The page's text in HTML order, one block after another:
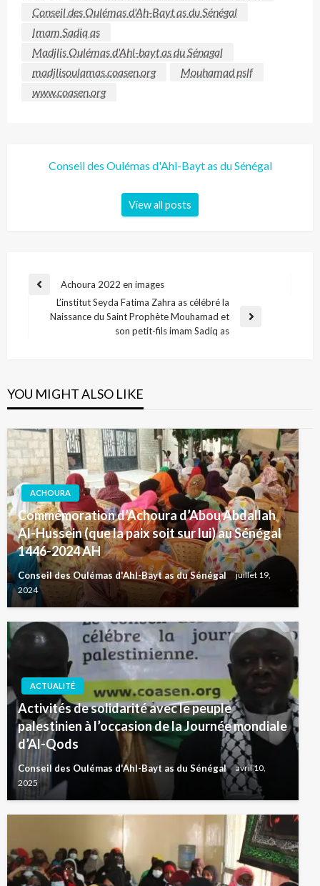
Conseil des Oulémas d'Ah-Bayt as du Sénégal
Imam Sadiq as
Madjlis Oulémas d'Ahl-bayt as du Sénagal
madjlisoulamas.coasen.org
Mouhamad pslf
www.coasen.org
Conseil des Oulémas d'Ahl-Bayt as du Sénégal
View all posts
Achoura 2022 en images
L’institut Seyda Fatima Zahra as célébré la
Naissance du Saint Prophète Mouhamad et
son petit-fils imam Sadiq as
YOU MIGHT ALSO LIKE
ACHOURA
Commémoration d’Achoura d’Abou Abdallah
Al-Hussein (que la paix soit sur lui) au Sénégal
1446-2024 AH
Conseil des Oulémas d'Ahl-Bayt as du Sénégal
juillet 19,
2024
ACTUALITÉ
Activités de solidarité avec le peuple
palestinien à l’occasion de la Journée mondiale
d’Al-Qods
Conseil des Oulémas d'Ahl-Bayt as du Sénégal
avril 10,
2025